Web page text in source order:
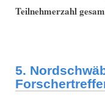
Teilnehmerzahl
5.